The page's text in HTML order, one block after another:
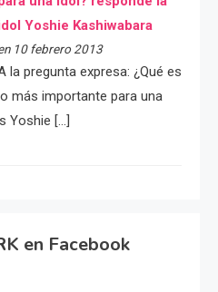
Yoshie Kashiwabara
10 febrero 2013
la pregunta expresa: ¿Qué es
más importante para una
Yoshie […]
en Facebook